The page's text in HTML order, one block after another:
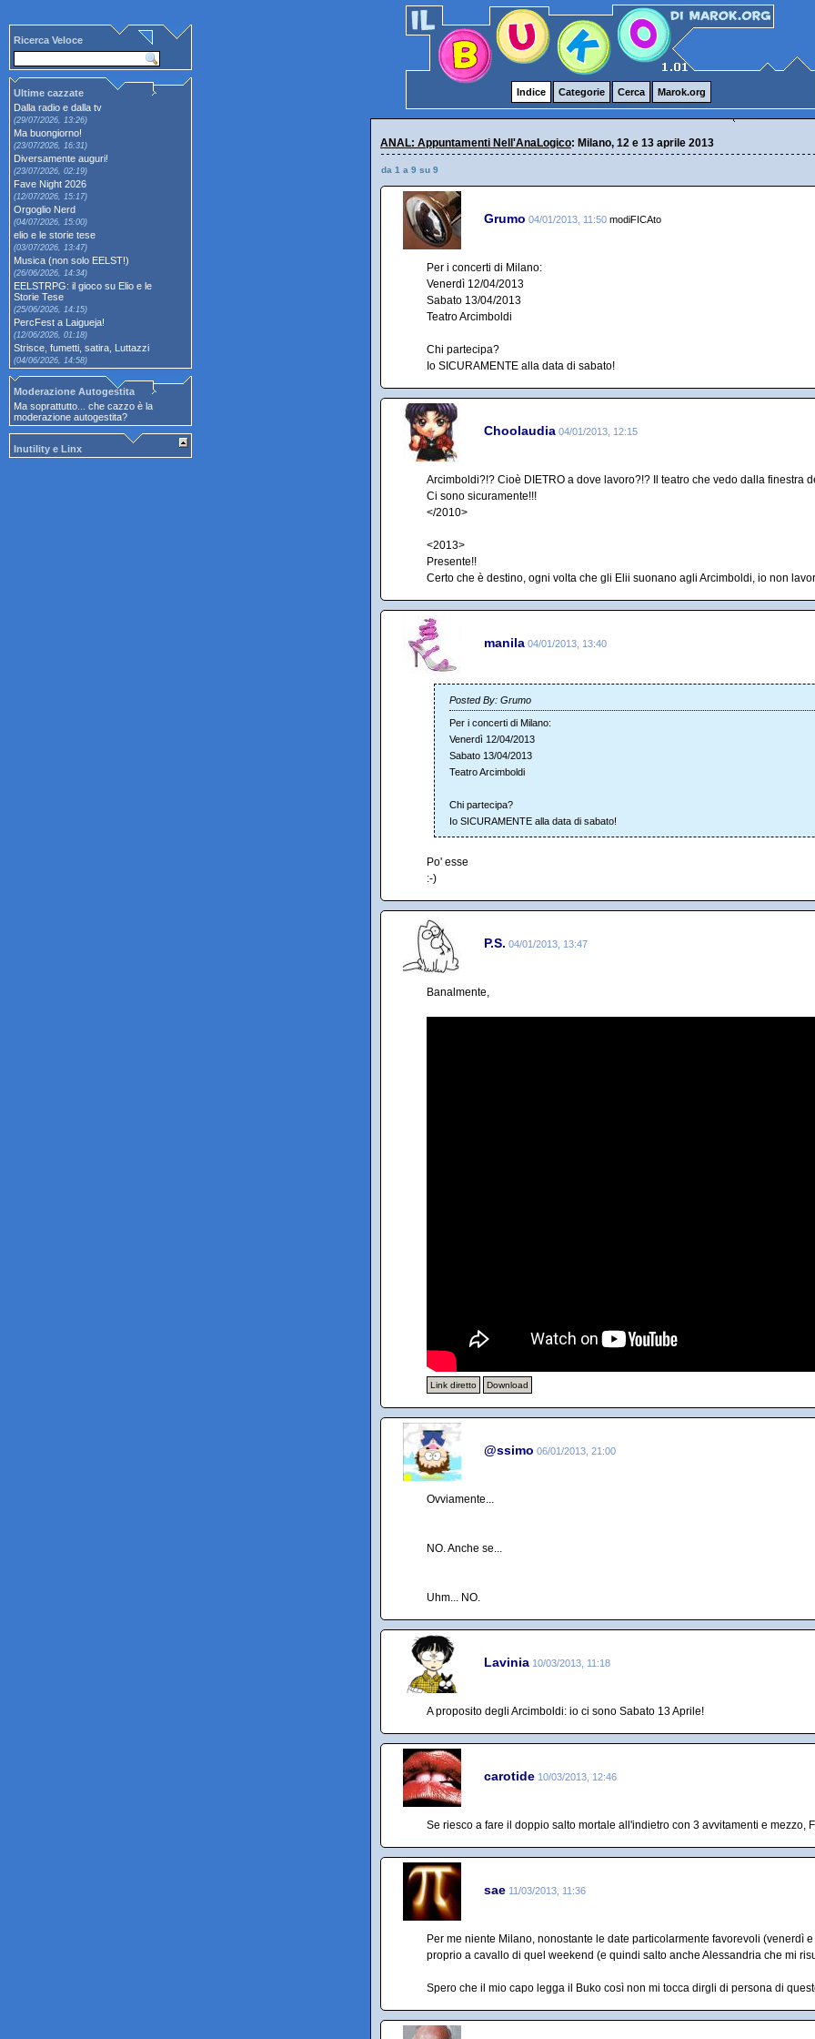
Indice Categorie Cerca Marok.org
Ricerca Veloce
Ultime cazzate
Dalla radio e dalla tv
(29/07/2026, 13:26)
Ma buongiorno!
(23/07/2026, 16:31)
Diversamente auguri!
(23/07/2026, 02:19)
Fave Night 2026
(12/07/2026, 15:17)
Orgoglio Nerd
(04/07/2026, 15:00)
elio e le storie tese
(03/07/2026, 13:47)
Musica (non solo EELST!)
(26/06/2026, 14:34)
EELSTRPG: il gioco su Elio e le
Storie Tese
(25/06/2026, 14:15)
PercFest a Laigueja!
(12/06/2026, 01:18)
Strisce, fumetti, satira, Luttazzi
(04/06/2026, 14:58)
Moderazione Autogestita
Ma soprattutto... che cazzo è la
moderazione autogestita?
Inutility e Linx
ANAL: Appuntamenti Nell'AnaLogico: Milano, 12 e 13 aprile 2013
da 1 a 9 su 9
Grumo 04/01/2013, 11:50 modiFICAto
Per i concerti di Milano:
Venerdì 12/04/2013
Sabato 13/04/2013
Teatro Arcimboldi
Chi partecipa?
Io SICURAMENTE alla data di sabato!
Choolaudia 04/01/2013, 12:15
Arcimboldi?!? Cioè DIETRO a dove lavoro?!? Il teatro che vedo dalla finestra
Ci sono sicuramente!!!
</2010>
<2013>
Presente!!
Certo che è destino, ogni volta che gli Elii suonano agli Arcimboldi, io non
manila 04/01/2013, 13:40
Posted By: Grumo
Per i concerti di Milano:
Venerdì 12/04/2013
Sabato 13/04/2013
Teatro Arcimboldi
Chi partecipa?
Io SICURAMENTE alla data di sabato!
Po' esse
:-)
P.S. 04/01/2013, 13:47
Banalmente,
Link diretto Download
@ssimo 06/01/2013, 21:00
Ovviamente...
NO. Anche se...
Uhm... NO.
Lavinia 10/03/2013, 11:18
A proposito degli Arcimboldi: io ci sono Sabato 13 Aprile!
carotide 10/03/2013, 12:46
Se riesco a fare il doppio salto mortale all'indietro con 3 avvitamenti e mezzo,
sae 11/03/2013, 11:36
Per me niente Milano, nonostante le date particolarmente favorevoli (venerdì
proprio a cavallo di quel weekend (e quindi salto anche Alessandria che mi
Spero che il mio capo legga il Buko così non mi tocca dirgli di persona di